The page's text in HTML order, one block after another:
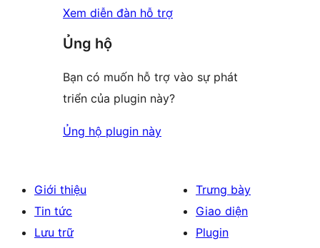
Xem diễn đàn hỗ trợ
Ủng hộ
Bạn có muốn hỗ trợ vào sự phát
triển của plugin này?
Ủng hộ plugin này
Giới thiệu
Tin tức
Lưu trữ
Trưng bày
Giao diện
Plugin